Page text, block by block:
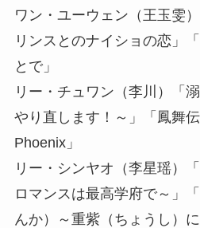
ワン・ユーウェン（王玉雯
リンスとのナイショの恋」
とで」
リー・チュワン（李川）「
やり直します！～」「鳳舞
Phoenix」
リー・シンヤオ（李星瑶）
ロマンスは最高学府で～」
んか）～重紫（ちょうし）